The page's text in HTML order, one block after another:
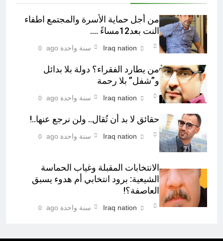
من أجل حماية الأسرة والمجتمع اطفاء
النت بعد12مساءً ….
Iraq nation سنة واحدة ago 0
من يطارد الفقراء؟ دولة بلا بدائل
و”شفل” بلا رحمة
Iraq nation سنة واحدة ago 0
حقائق لا بد أن تُقال.. ولن نرجع عنها..!
Iraq nation سنة واحدة ago 0
الانتخابات المقبلة وغياب الحماسة
الشيعية: برود انتخابي أم هدوء يسبق
العاصفة؟!
Iraq nation سنة واحدة ago 0